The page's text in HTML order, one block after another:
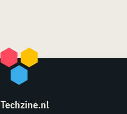
Techzine.nl